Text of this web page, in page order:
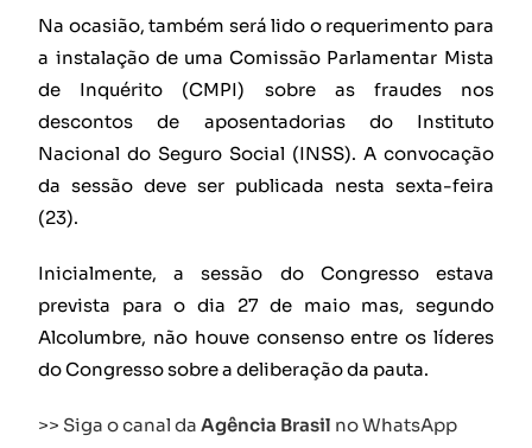
Na ocasião, também será lido o requerimento para
a instalação de uma Comissão Parlamentar Mista
de Inquérito (CMPI) sobre as fraudes nos
descontos de aposentadorias do Instituto
Nacional do Seguro Social (INSS). A convocação
da sessão deve ser publicada nesta sexta-feira
(23).
Inicialmente, a sessão do Congresso estava
prevista para o dia 27 de maio mas, segundo
Alcolumbre, não houve consenso entre os líderes
do Congresso sobre a deliberação da pauta.
>> Siga o canal daAgência Brasil no WhatsApp